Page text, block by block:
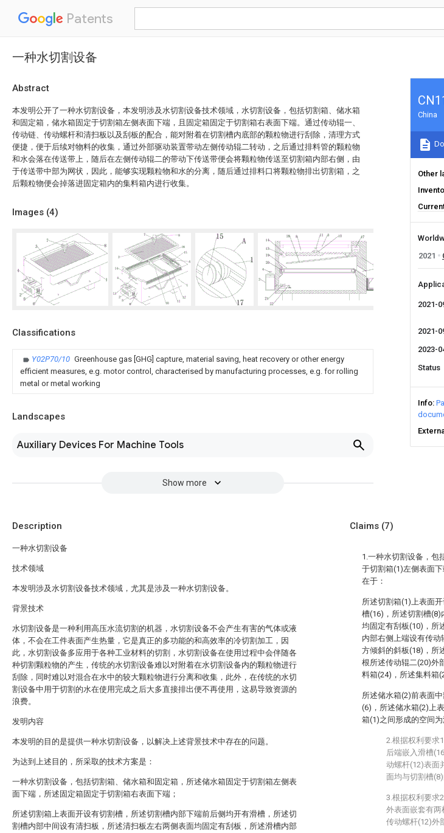
Patents
一种水切割设备
Abstract
本发明公开了一种水切割设备，本发明涉及水切割设备技术领域，水切割设备，包括切割箱、储水箱
和固定箱，储水箱固定于切割箱左侧表面下端，且固定箱固定于切割箱右表面下端。通过传动辊一、
传动链、传动螺杆和清扫板以及刮板的配合，能对附着在切割槽内底部的颗粒物进行刮除，清理方式
便捷，便于后续对物料的收集，通过外部驱动装置带动左侧传动辊二转动，之后通过排料管的颗粒物
和水会落在传送带上，随后在左侧传动辊二的带动下传送带便会将颗粒物传送至切割箱内部右侧，由
于传送带中部为网状，因此，能够实现颗粒物和水的分离，随后通过排料口将颗粒物排出切割箱，之
后颗粒物便会掉落进固定箱内的集料箱内进行收集。
Images (4)
Classifications
Y02P70/10 Greenhouse gas [GHG] capture, material saving, heat recovery or other energy
efficient measures, e.g. motor control, characterised by manufacturing processes, e.g. for rolling
metal or metal working
Landscapes
Auxiliary Devices For Machine Tools
Show more
China
Other
2021
2021-
2021-
2023-
Status
Info
Description
一种水切割设备
技术领域
本发明涉及水切割设备技术领域，尤其是涉及一种水切割设备。
背景技术
水切割设备是一种利用高压水流切割的机器，水切割设备不会产生有害的气体或液
体，不会在工件表面产生热量，它是真正的多功能的和高效率的冷切割加工，因
此，水切割设备多应用于各种工业材料的切割，水切割设备在使用过程中会伴随各
种切割颗粒物的产生，传统的水切割设备难以对附着在水切割设备内的颗粒物进行
刮除，同时难以对混合在水中的较大颗粒物进行分离和收集，此外，在传统的水切
割设备中用于切割的水在使用完成之后大多直接排出便不再使用，这易导致资源的
浪费。
发明内容
本发明的目的是提供一种水切割设备，以解决上述背景技术中存在的问题。
为达到上述目的，所采取的技术方案是：
一种水切割设备，包括切割箱、储水箱和固定箱，所述储水箱固定于切割箱左侧表
面下端，所述固定箱固定于切割箱右表面下端；
所述切割箱上表面开设有切割槽，所述切割槽内部下端前后侧均开有滑槽，所述切
割槽内部中间设有清扫板，所述清扫板左右两侧表面均固定有刮板，所述滑槽内部
Claims (7)
1.一种水切割设备，包
于切割箱(1)左侧表面
在于：
所述切割箱(1)上表面
槽(16)，所述切割槽
均固定有刮板(10)，所
内部右侧上端设有传
方倾斜的斜板(18)，所
根所述传动辊二(20)外
料箱(24)，所述集料箱
所述储水箱(2)前表面
(6)，所述储水箱(2)上
箱(1)之间形成的空间为
2.根据权利要求
后端嵌入滑槽
动螺杆(12)表面
面均与切割槽(8)
3.根据权利要求
外表面嵌套有两
传动螺杆(12)外